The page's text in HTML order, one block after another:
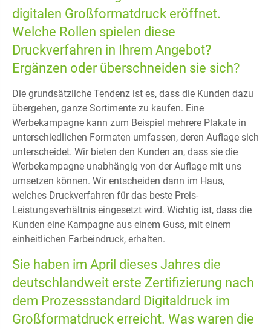
digitalen Großformatdruck eröffnet.
Welche Rollen spielen diese
Druckverfahren in Ihrem Angebot?
Ergänzen oder überschneiden sie sich?
Die grundsätzliche Tendenz ist es, dass die Kunden dazu
übergehen, ganze Sortimente zu kaufen. Eine
Werbekampagne kann zum Beispiel mehrere Plakate in
unterschiedlichen Formaten umfassen, deren Auflage sich
unterscheidet. Wir bieten den Kunden an, dass sie die
Werbekampagne unabhängig von der Auflage mit uns
umsetzen können. Wir entscheiden dann im Haus,
welches Druckverfahren für das beste Preis-
Leistungsverhältnis eingesetzt wird. Wichtig ist, dass die
Kunden eine Kampagne aus einem Guss, mit einem
einheitlichen Farbeindruck, erhalten.
Sie haben im April dieses Jahres die
deutschlandweit erste Zertifizierung nach
dem Prozessstandard Digitaldruck im
Großformatdruck erreicht. Was waren die